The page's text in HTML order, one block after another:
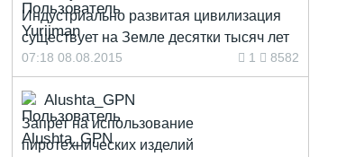
Индустриально развитая цивилизация
существует на Земле десятки тысяч лет
07:18 08.08.2015 1 8582
Alushta_GPN
Запрет на использование
пиротехнических изделий